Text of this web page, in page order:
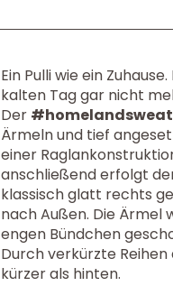
Ein Pulli wie ein
kalten Tag gar nicht
Der
Ärmeln und tief
einer
anschließend erfolgt
klassisch glatt rechts
nach Außen. Die
engen Bündchen
Durch verkürzte Reihen
kürzer als hinten.